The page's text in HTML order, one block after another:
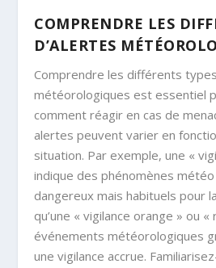
COMPRENDRE LES
D’ALERTES
Comprendre les différents
météorologiques est essentiel
comment réagir en cas de
alertes peuvent varier en
situation. Par exemple, une «
indique des phénomènes
dangereux mais habituels pour
qu’une « vigilance orange » ou
événements météorologiques
une vigilance accrue.